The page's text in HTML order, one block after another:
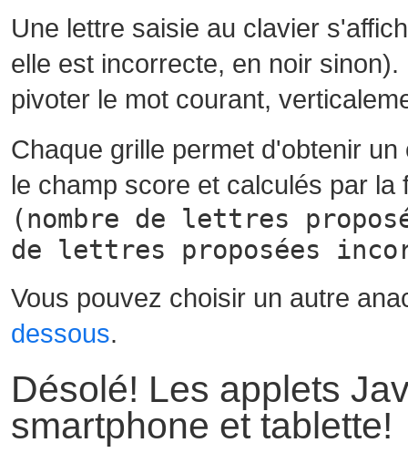
Une lettre saisie au clavier
elle est incorrecte, en noir
pivoter le mot courant,
Chaque grille permet d'obtenir
le champ score et calculés par la
(nombre de lettres
de lettres proposées
Vous pouvez choisir un autre
dessous.
Désolé! Les applets
smartphone et tablette!